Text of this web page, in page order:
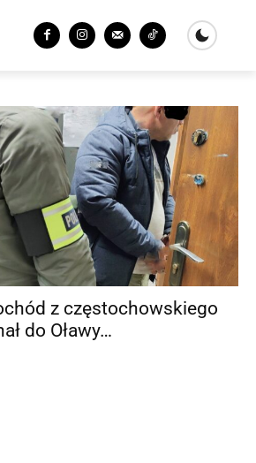
z częstochowskiego
do Oławy…